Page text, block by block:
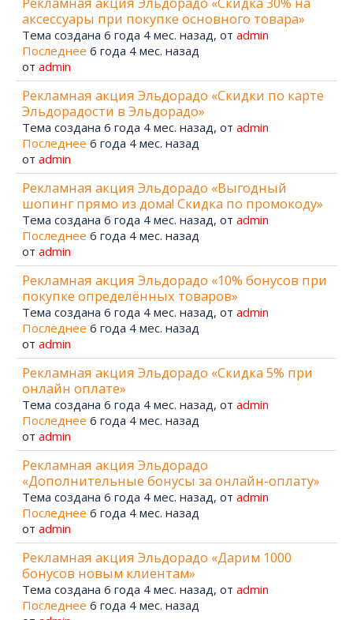
аксессуары при покупке основного товара»
Тема создана 6 года 4 мес. назад, от admin
Последнее 6 года 4 мес. назад
от admin
Рекламная акция Эльдорадо «Скидки по карте
Эльдорадости в Эльдорадо»
Тема создана 6 года 4 мес. назад, от admin
Последнее 6 года 4 мес. назад
от admin
Рекламная акция Эльдорадо «Выгодный
шопинг прямо из дома! Скидка по промокоду»
Тема создана 6 года 4 мес. назад, от admin
Последнее 6 года 4 мес. назад
от admin
Рекламная акция Эльдорадо «10% бонусов при
покупке определённых товаров»
Тема создана 6 года 4 мес. назад, от admin
Последнее 6 года 4 мес. назад
от admin
Рекламная акция Эльдорадо «Скидка 5% при
онлайн оплате»
Тема создана 6 года 4 мес. назад, от admin
Последнее 6 года 4 мес. назад
от admin
Рекламная акция Эльдорадо
«Дополнительные бонусы за онлайн-оплату»
Тема создана 6 года 4 мес. назад, от admin
Последнее 6 года 4 мес. назад
от admin
Рекламная акция Эльдорадо «Дарим 1000
бонусов новым клиентам»
Тема создана 6 года 4 мес. назад, от admin
Последнее 6 года 4 мес. назад